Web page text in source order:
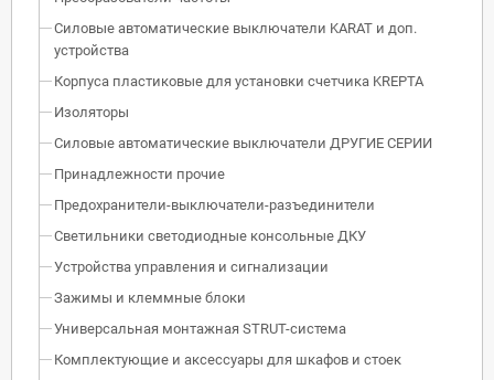
Силовые автоматические выключатели KARAT и доп.
устройства
Корпуса пластиковые для установки счетчика KREPTA
Изоляторы
Силовые автоматические выключатели ДРУГИЕ СЕРИИ
Принадлежности прочие
Предохранители-выключатели-разъединители
Светильники светодиодные консольные ДКУ
Устройства управления и сигнализации
Зажимы и клеммные блоки
Универсальная монтажная STRUT-система
Комплектующие и аксессуары для шкафов и стоек